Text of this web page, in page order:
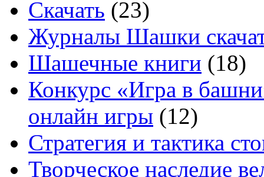
Скачать (23)
Журналы Шашки
Шашечные книги (18)
Конкурс «Игра в
онлайн игры (12)
Стратегия и тактика
Творческое наследие